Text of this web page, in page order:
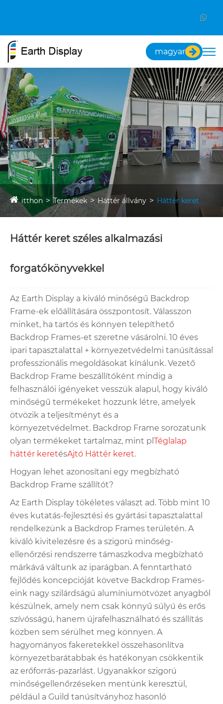
magyar
itthon Termékek Háttér állvány Háttér keret
Háttér keret széles alkalmazási
forgatókönyvekkel
Az Earth Display a kiváló minőségű Backdrop
Frame-ek előállítására összpontosít. Válasszon
minket, ha tartós és könnyen telepíthető
Backdrop Frames-et szeretne vásárolni. 10 éves
ipari tapasztalattal + környezetvédelmi tanúsítással
professzionális megoldásokat kínálunk. Vezető
Backdrop Frame beszállítóként mindig a
felhasználói igényeket vesszük alapul, hogy kiváló
minőségű termékeket hozzunk létre, amelyek
ötvözik a teljesítményt és a
környezetvédelmet. Backdrop Frame sorozatunk
olyan termékeket tartalmaz, mint pl Téglalap
háttér keretésAjtó Háttér keret.
Hogyan lehet azonosítani egy megbízható
Backdrop Frame szállítót?
Az Earth Display tökéletes választ ad. Több mint 10
éves kutatás-fejlesztési és gyártási tapasztalattal
rendelkezünk a Backdrop Frames területén. A
kiváló kivitelezésre és a szigorú minőség-
ellenőrzési rendszerre támaszkodva megbízható
márkává váltunk az iparágban. A fenntartható
fejlődés koncepcióját követve Backdrop Frames-
eink nagy szilárdságú alumíniumötvözet anyagból
készülnek, amely nem csak könnyű súlyú és erős
szívósságú, hanem újrafelhasználható és szállítás
közben sem sérülhet meg könnyen. A
hagyományos fakeretekkel összehasonlítva
környezetbarátabbak és hatékonyan csökkentik
az erőforrás-pazarlást. Ugyanakkor szigorú
minőségellenőrzéseken mentünk keresztül,
például a Guild tanúsítványhoz hasonló